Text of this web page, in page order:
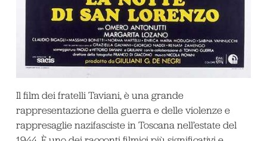
Il film dei fratelli Taviani, è una grande
rappresentazione della guerra e delle violenze e
rappresaglie nazifasciste in Toscana nell’estate del